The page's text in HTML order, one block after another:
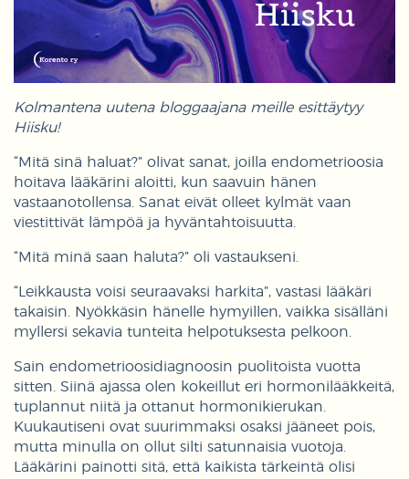
Kolmantena uutena bloggaajana meille esittäytyy
Hiisku!
“Mitä sinä haluat?” olivat sanat, joilla endometrioosia
hoitava lääkärini aloitti, kun saavuin hänen
vastaanotollensa. Sanat eivät olleet kylmät vaan
viestittivät lämpöä ja hyväntahtoisuutta.
“Mitä minä saan haluta?” oli vastaukseni.
“Leikkausta voisi seuraavaksi harkita”, vastasi lääkäri
takaisin. Nyökkäsin hänelle hymyillen, vaikka sisälläni
myllersi sekavia tunteita helpotuksesta pelkoon.
Sain endometrioosidiagnoosin puolitoista vuotta
sitten. Siinä ajassa olen kokeillut eri hormonilääkkeitä,
tuplannut niitä ja ottanut hormonikierukan.
Kuukautiseni ovat suurimmaksi osaksi jääneet pois,
mutta minulla on ollut silti satunnaisia vuotoja.
Lääkärini painotti sitä, että kaikista tärkeintä olisi